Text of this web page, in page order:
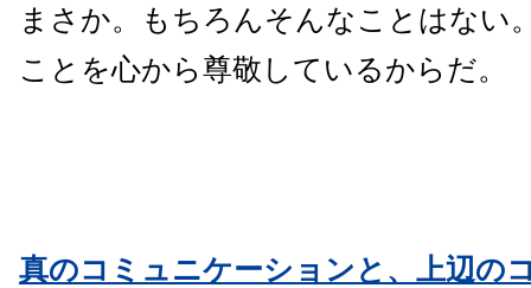
まさか。もちろんそんなことはない
ことを心から尊敬しているからだ。
真のコミュニケーションと、上辺の